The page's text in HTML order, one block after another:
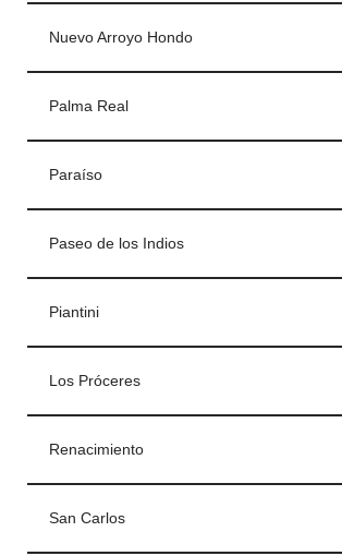
Nuevo Arroyo Hondo
Palma Real
Paraíso
Paseo de los Indios
Piantini
Los Próceres
Renacimiento
San Carlos